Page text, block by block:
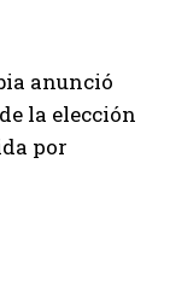
anunció
la elección
por